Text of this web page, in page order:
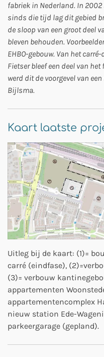
fabriek in Nederland. In
sinds die tijd lag dit gebied
de sloop van een groot deel
bleven behouden.
EHBO-gebouw. Van het
Fietser bleef een deel van
werd dit de voorgevel van
Bijlsma.
Kaart laatste
Uitleg bij de kaart: (1)=
carré (eindfase),
(3)= verbouw
appartementen
appartementencomplex
nieuw station Ede-
parkeergarage (gepland).